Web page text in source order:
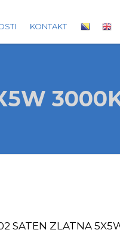
KONTAKT
SATEN ZLATNA